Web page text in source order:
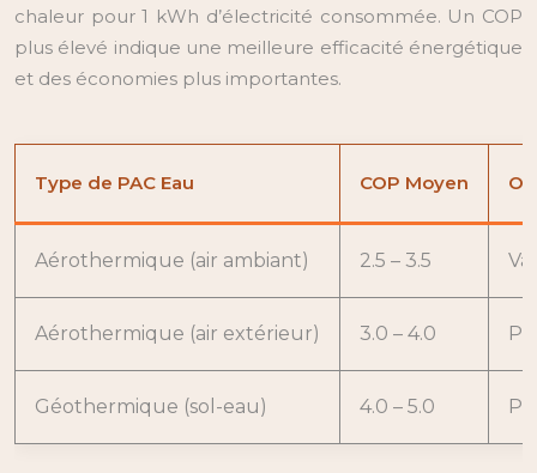
chaleur pour 1 kWh d’électricité consommée. Un COP
plus élevé indique une meilleure efficacité énergétique
et des économies plus importantes.
Type de PAC Eau COP Moyen
Aérothermique (air ambiant) 2.5 – 3.5
Aérothermique (air extérieur) 3.0 – 4.0
Géothermique (sol-eau) 4.0 – 5.0